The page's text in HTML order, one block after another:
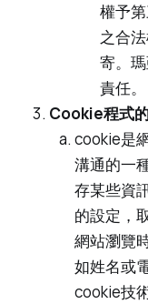
權予
之合
寄。
責任。
Cookie程式
cookie是
溝通的一
存某些資
的設定，
網站瀏覽
如姓名或
cookie技